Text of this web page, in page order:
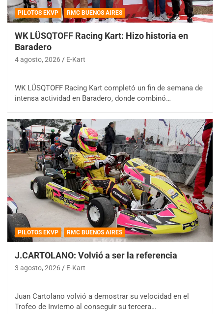
PILOTOS EKVP RMC BUENOS AIRES
WK LÜSQTOFF Racing Kart: Hizo historia en
Baradero
4 agosto, 2026 E-Kart
WK LÜSQTOFF Racing Kart completó un fin de semana de
intensa actividad en Baradero, donde combinó…
PILOTOS EKVP RMC BUENOS AIRES
J.CARTOLANO: Volvió a ser la referencia
3 agosto, 2026 E-Kart
Juan Cartolano volvió a demostrar su velocidad en el
Trofeo de Invierno al conseguir su tercera…